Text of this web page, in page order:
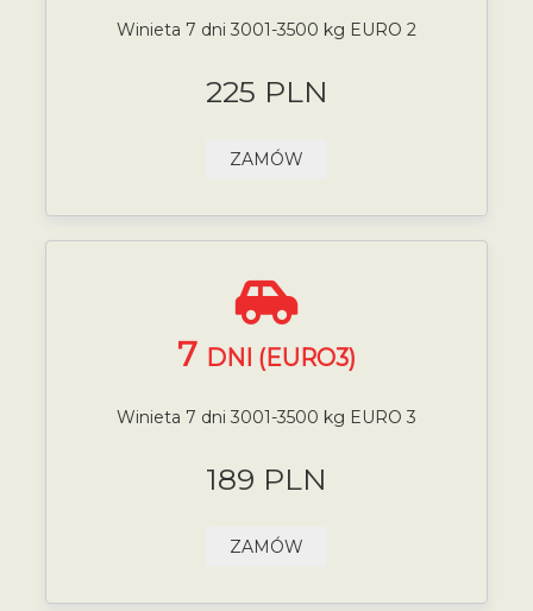
Winieta 7 dni 3001-3500 kg EURO 2
225 PLN
ZAMÓW
7 DNI (EURO3)
Winieta 7 dni 3001-3500 kg EURO 3
189 PLN
ZAMÓW